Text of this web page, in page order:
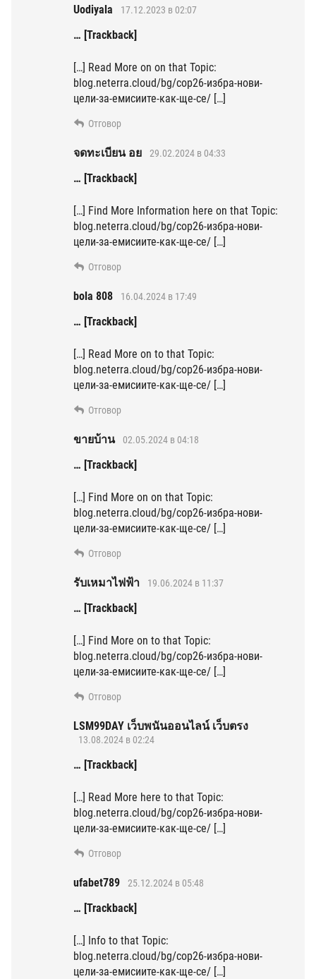
Uodiyala 17.12.2023 в 02:07
… [Trackback]
[…] Read More on on that Topic:
blog.neterra.cloud/bg/cop26-избра-нови-
цели-за-емисиите-как-ще-се/ […]
Отговор
จดทะเบียน อย 29.02.2024 в 04:33
… [Trackback]
[…] Find More Information here on that Topic:
blog.neterra.cloud/bg/cop26-избра-нови-
цели-за-емисиите-как-ще-се/ […]
Отговор
bola 808 16.04.2024 в 17:49
… [Trackback]
[…] Read More on to that Topic:
blog.neterra.cloud/bg/cop26-избра-нови-
цели-за-емисиите-как-ще-се/ […]
Отговор
ขายบ้าน 02.05.2024 в 04:18
… [Trackback]
[…] Find More on on that Topic:
blog.neterra.cloud/bg/cop26-избра-нови-
цели-за-емисиите-как-ще-се/ […]
Отговор
รับเหมาไฟฟ้า 19.06.2024 в 11:37
… [Trackback]
[…] Find More on to that Topic:
blog.neterra.cloud/bg/cop26-избра-нови-
цели-за-емисиите-как-ще-се/ […]
Отговор
LSM99DAY เว็บพนันออนไลน์ เว็บตรง
13.08.2024 в 02:24
… [Trackback]
[…] Read More here to that Topic:
blog.neterra.cloud/bg/cop26-избра-нови-
цели-за-емисиите-как-ще-се/ […]
Отговор
ufabet789 25.12.2024 в 05:48
… [Trackback]
[…] Info to that Topic:
blog.neterra.cloud/bg/cop26-избра-нови-
цели-за-емисиите-как-ще-се/ […]